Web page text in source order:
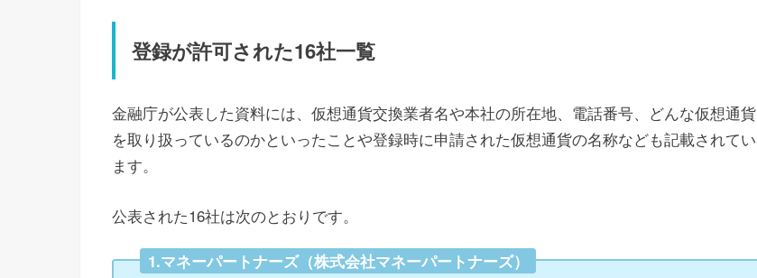
登録が許可された16社一覧
金融庁が公表した資料には、仮想通貨交換業者名や本社の所在地、電話番号、どんな仮想通貨
を取り扱っているのかといったことや登録時に申請された仮想通貨の名称なども記載されてい
ます。
公表された16社は次のとおりです。
1.マネーパートナーズ（株式会社マネーパートナーズ）